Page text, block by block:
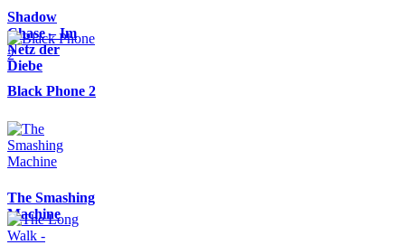
Shadow
Chase – Im
Netz der
Diebe
Black Phone 2
The Smashing
Machine